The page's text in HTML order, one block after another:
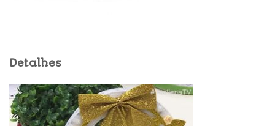
Detalhes